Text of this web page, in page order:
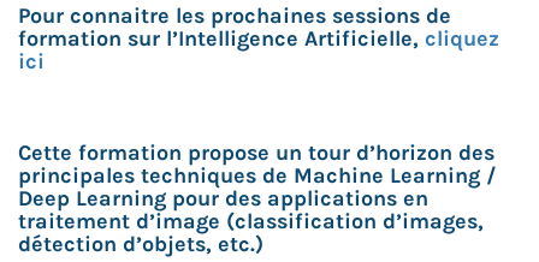
Pour connaitre les prochaines sessions de
formation sur l’Intelligence Artificielle, cliquez
ici
Cette formation propose un tour d’horizon des
principales techniques de Machine Learning /
Deep Learning pour des applications en
traitement d’image (classification d’images,
détection d’objets, etc.)